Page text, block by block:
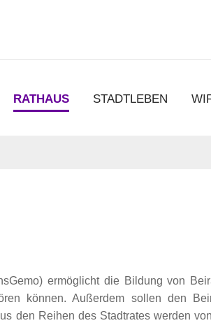
RATHAUS STADTLEBEN
ermöglicht die Bildung von
können. Außerdem sollen den
den Reihen des Stadtrates werden